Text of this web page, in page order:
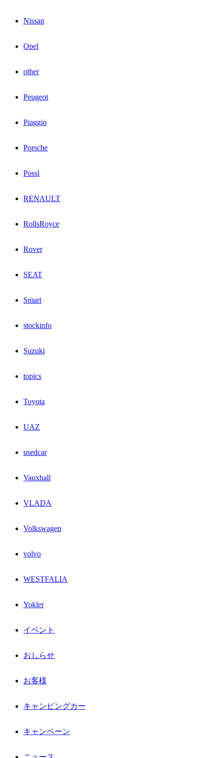
Nissan
Opel
other
Peugeot
Piaggio
Porsche
Possl
RENAULT
RollsRoyce
Rover
SEAT
Smart
stockinfo
Suzuki
topics
Toyota
UAZ
usedcar
Vauxhall
VLADA
Volkswagen
volvo
WESTFALIA
Yokler
イベント
おしらせ
お客様
キャンピングカー
キャンペーン